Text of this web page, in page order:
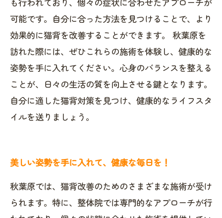
可能です。自分に合った方法を見つけることで、より
効果的に猫背を改善することができます。 秋葉原を
訪れた際には、ぜひこれらの施術を体験し、健康的な
姿勢を手に入れてください。心身のバランスを整える
ことが、日々の生活の質を向上させる鍵となります。
自分に適した猫背対策を見つけ、健康的なライフスタ
イルを送りましょう。
美しい姿勢を手に入れて、健康な毎日を！
秋葉原では、猫背改善のためのさまざまな施術が受け
られます。特に、整体院では専門的なアプローチが行